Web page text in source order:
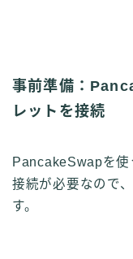
事前準備：
レットを接続
PancakeSwapを使
接続が必要なので
す。